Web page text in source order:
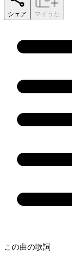
シェア マイうた
この曲の歌詞